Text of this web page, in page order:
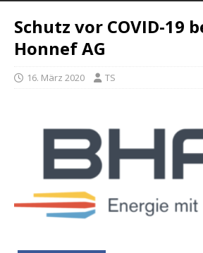
Schutz vor COVID-19
Honnef AG
16. März 2020 TS